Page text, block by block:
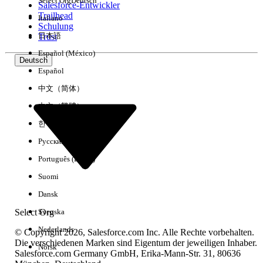
Erfahrung
Keine Ergebnisse
Salesforce-Entwickler
Trailhead
Schulung
Trust
Deutsch
Select Org
Italiano
日本語
Español (México)
Español
中文（简体）
中文（繁體）
한국어
Русский
Português (Brasil)
Suomi
Dansk
Svenska
Nederlands
Norsk
© Copyright 2026, Salesforce.com Inc. Alle Rechte vorbehalten.
Die verschiedenen Marken sind Eigentum der jeweiligen Inhaber.
Salesforce.com Germany GmbH, Erika-Mann-Str. 31, 80636